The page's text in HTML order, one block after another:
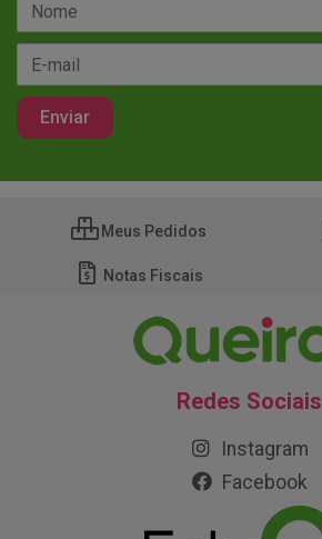
Meus Pedidos
Notas Fiscais
Redes Sociais
Instagram
Facebook